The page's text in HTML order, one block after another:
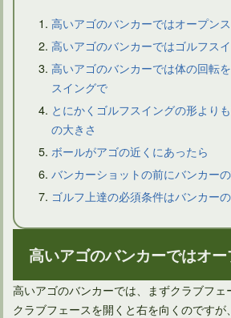
ゴルフ上達！素振り1000回で目指せシング
ゴルフでコックが原因のダフリと分かるの
高いアゴのバンカーではオープン
高いアゴのバンカーではゴルフス
高いアゴのバンカーでは体の回転
スイングで
とにかくゴルフスイングの形より
の大きさ
ボールがアゴの近くにあったら
バンカーショットの前にバンカー
ゴルフ上達の必須条件はバンカー
高いアゴのバンカーではオ
高いアゴのバンカーでは、まずクラブフェ
クラブフェースを開くと右を向くのです